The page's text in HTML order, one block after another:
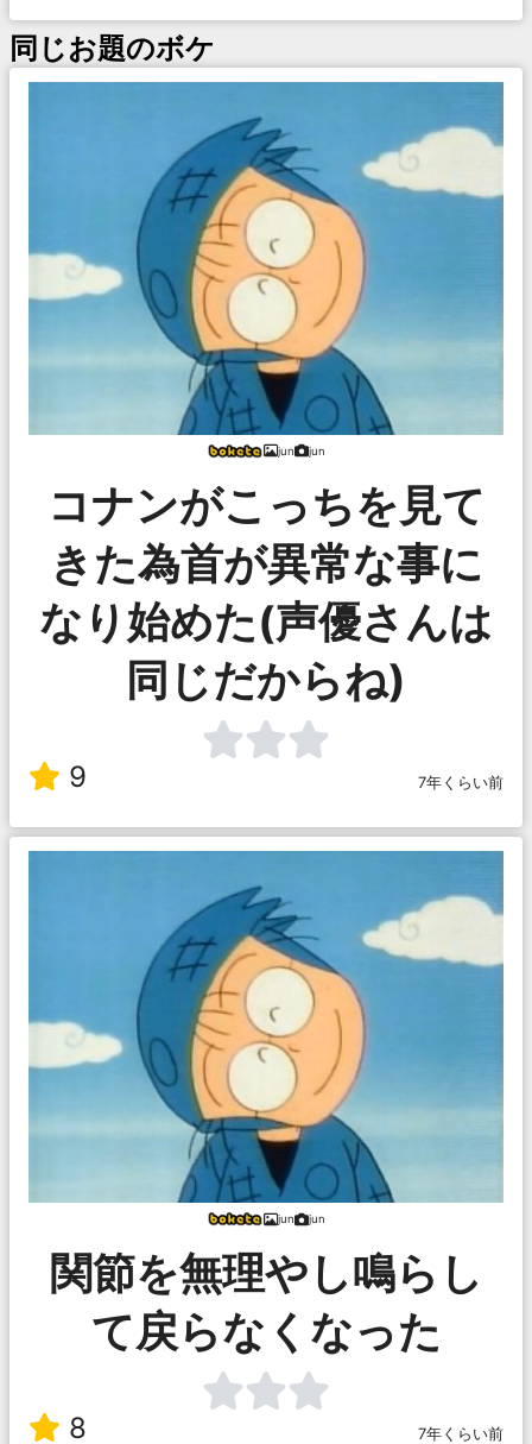
同じお題のボケ
jun jun
コナンがこっちを見て
きた為首が異常な事に
なり始めた(声優さんは
同じだからね)
9 7年くらい前
jun jun
関節を無理やし鳴らし
て戻らなくなった
8 7年くらい前